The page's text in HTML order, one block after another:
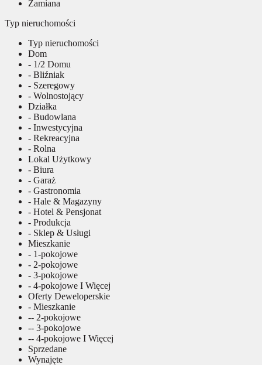
Zamiana
Typ nieruchomości
Typ nieruchomości
Dom
- 1/2 Domu
- Bliźniak
- Szeregowy
- Wolnostojący
Działka
- Budowlana
- Inwestycyjna
- Rekreacyjna
- Rolna
Lokal Użytkowy
- Biura
- Garaż
- Gastronomia
- Hale & Magazyny
- Hotel & Pensjonat
- Produkcja
- Sklep & Usługi
Mieszkanie
- 1-pokojowe
- 2-pokojowe
- 3-pokojowe
- 4-pokojowe I Więcej
Oferty Deweloperskie
- Mieszkanie
-- 2-pokojowe
-- 3-pokojowe
-- 4-pokojowe I Więcej
Sprzedane
Wynajęte